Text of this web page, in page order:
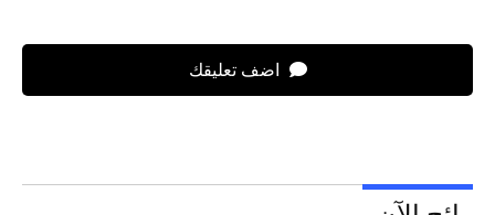
اضف تعليقك